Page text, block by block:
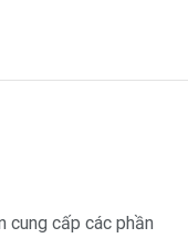
cung cấp các phần